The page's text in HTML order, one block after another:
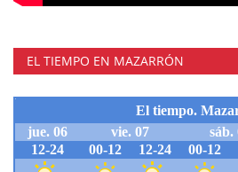
EL TIEMPO EN MAZARRÓN